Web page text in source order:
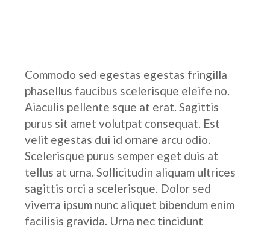
Commodo sed egestas egestas fringilla
phasellus faucibus scelerisque eleife no.
Aiaculis pellente sque at erat. Sagittis
purus sit amet volutpat consequat. Est
velit egestas dui id ornare arcu odio.
Scelerisque purus semper eget duis at
tellus at urna. Sollicitudin aliquam ultrices
sagittis orci a scelerisque. Dolor sed
viverra ipsum nunc aliquet bibendum enim
facilisis gravida. Urna nec tincidunt